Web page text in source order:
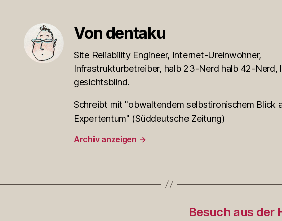
Von dentaku
Site Reliability Engineer, Internet-Ureinwohner,
Infrastrukturbetreiber, halb 23-Nerd halb 42-Nerd,
gesichtsblind.
Schreibt mit "obwaltendem selbstironischem Blick
Expertentum" (Süddeutsche Zeitung)
Archiv anzeigen →
Besuch aus der